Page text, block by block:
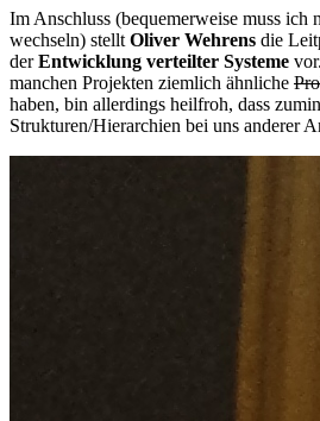
Im Anschluss (bequemerweise muss ich
wechseln) stellt Oliver Wehrens die
derEntwicklung verteilter Systeme
manchen Projekten ziemlich ähnliche
haben, bin allerdings heilfroh, dass
Strukturen/Hierarchien bei uns anderer